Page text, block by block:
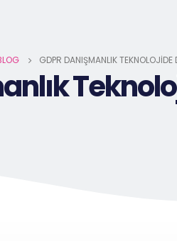
GDPR DANIŞMANLIK TEKNOLOJIDE